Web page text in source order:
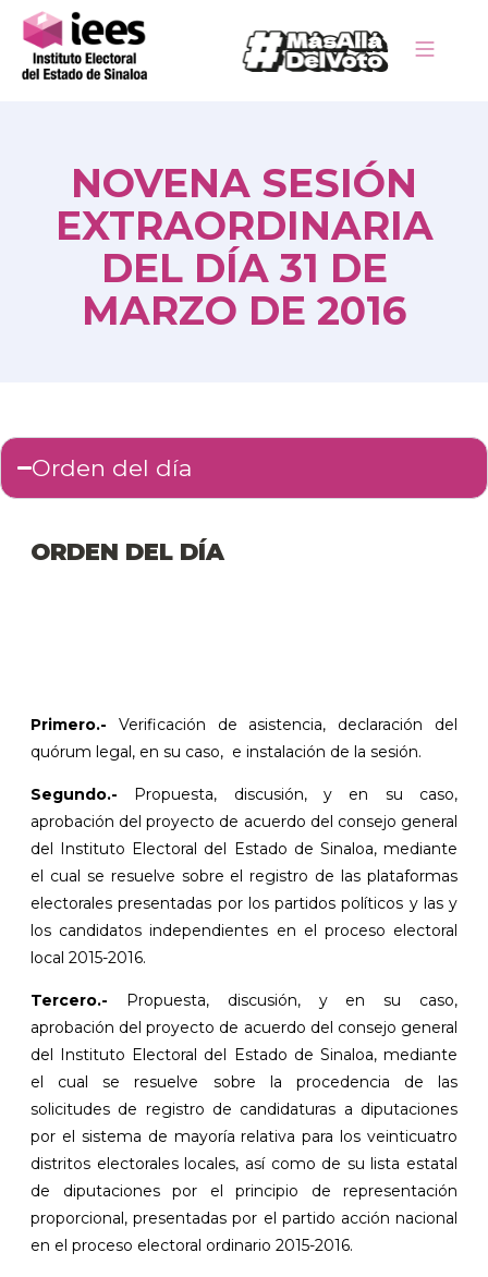
NOVENA SESIÓN
EXTRAORDINARIA
DEL DÍA 31 DE
MARZO DE 2016
Orden del día
ORDEN DEL DÍA
Primero.- Verificación de asistencia, declaración del
quórum legal, en su caso, e instalación de la sesión.
Segundo.- Propuesta, discusión, y en su caso,
aprobación del proyecto de acuerdo del consejo general
del Instituto Electoral del Estado de Sinaloa, mediante
el cual se resuelve sobre el registro de las plataformas
electorales presentadas por los partidos políticos y las y
los candidatos independientes en el proceso electoral
local 2015-2016.
Tercero.-
Propuesta, discusión, y en su caso,
aprobación del proyecto de acuerdo del consejo general
del Instituto Electoral del Estado de Sinaloa, mediante
el cual se resuelve sobre la procedencia de las
solicitudes de registro de candidaturas a diputaciones
por el sistema de mayoría relativa para los veinticuatro
distritos electorales locales, así como de su lista estatal
de diputaciones por el principio de representación
proporcional, presentadas por el partido acción nacional
en el proceso electoral ordinario 2015-2016.